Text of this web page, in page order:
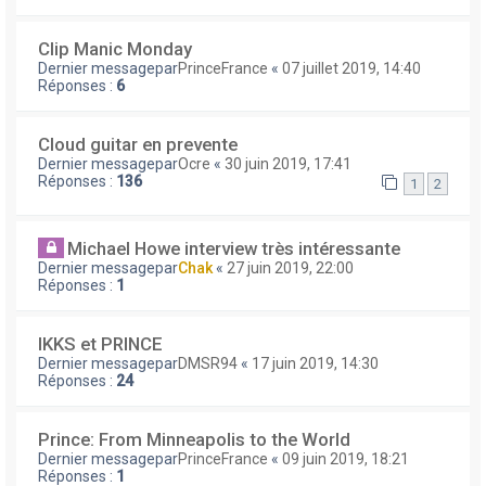
Clip Manic Monday
Dernier messageparPrinceFrance « 07 juillet 2019, 14:40
Réponses : 6
Cloud guitar en prevente
Dernier messageparOcre « 30 juin 2019, 17:41
Réponses : 136 1 2
Michael Howe interview très intéressante
Dernier messageparChak « 27 juin 2019, 22:00
Réponses : 1
IKKS et PRINCE
Dernier messageparDMSR94 « 17 juin 2019, 14:30
Réponses : 24
Prince: From Minneapolis to the World
Dernier messageparPrinceFrance « 09 juin 2019, 18:21
Réponses : 1